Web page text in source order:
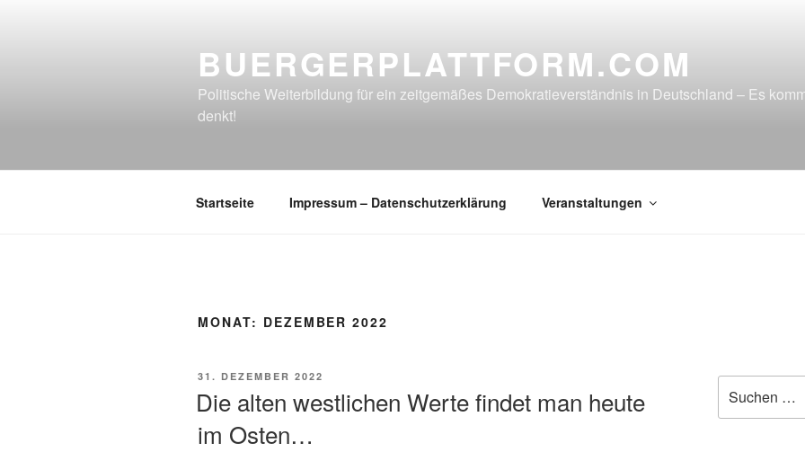
BUERGERPLATTFORM.COM
Politische Weiterbildung für ein zeitgemäßes Demokratieverständnis in Deutschland – Es
denkt!
Startseite Impressum – Datenschutzerklärung Veranstaltungen
MONAT: DEZEMBER 2022
VERÖFFENTLICHT
31. DEZEMBER 2022
Die alten westlichen Werte findet man heute
im Osten…
nach: